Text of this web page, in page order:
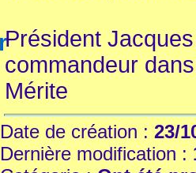
Président
commandeur
Mérite
Date de création : 23/
Dernière modification :